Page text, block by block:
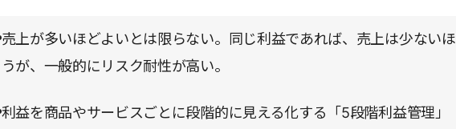
売上が多いほどよいとは限らない。同じ利益であれば、売上は少ないほ
うが、一般的にリスク耐性が高い。
利益を商品やサービスごとに段階的に見える化する「5段階利益管理」